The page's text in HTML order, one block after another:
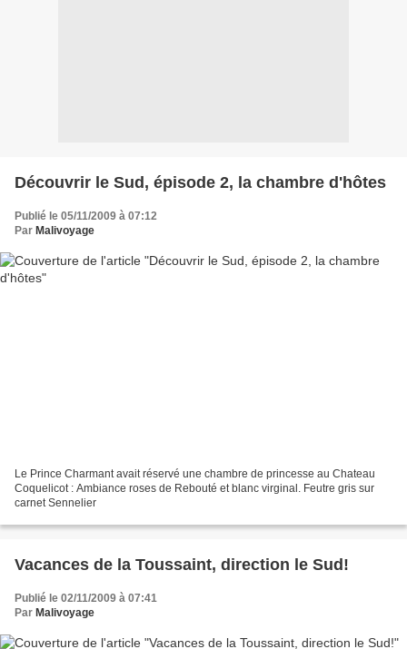
Découvrir le Sud, épisode 2, la chambre d'hôtes
Publié le 05/11/2009 à 07:12
Par Malivoyage
Le Prince Charmant avait réservé une chambre de princesse au Chateau
Coquelicot : Ambiance roses de Rebouté et blanc virginal. Feutre gris sur
carnet Sennelier
Vacances de la Toussaint, direction le Sud!
Publié le 02/11/2009 à 07:41
Par Malivoyage